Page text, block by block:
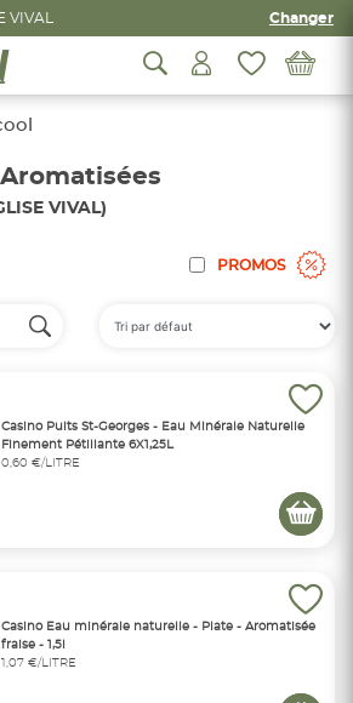
VIVAL Changer
Aromatisées
VIVAL)
PROMOS
Casino Puits St-Georges - Eau Minérale Naturelle
Finement Pétillante 6X1,25L
0,60 €/LITRE
Casino Eau minérale naturelle - Plate - Aromatisée
fraise - 1,5l
1,07 €/LITRE